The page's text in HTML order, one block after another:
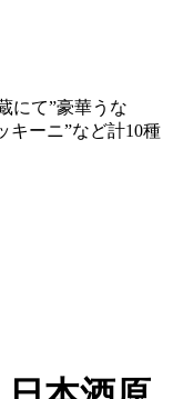
にて”豪華うな
キーニ”など計10種